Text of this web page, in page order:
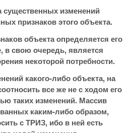
существенных изменений
признаков этого объекта.
объекта определяется его
в свою очередь, является
некоторой потребности.
какого-либо объекта, на
все же не с ходом его
таких изменений. Массив
каким-либо образом,
с ТРИЗ, ибо в ней есть